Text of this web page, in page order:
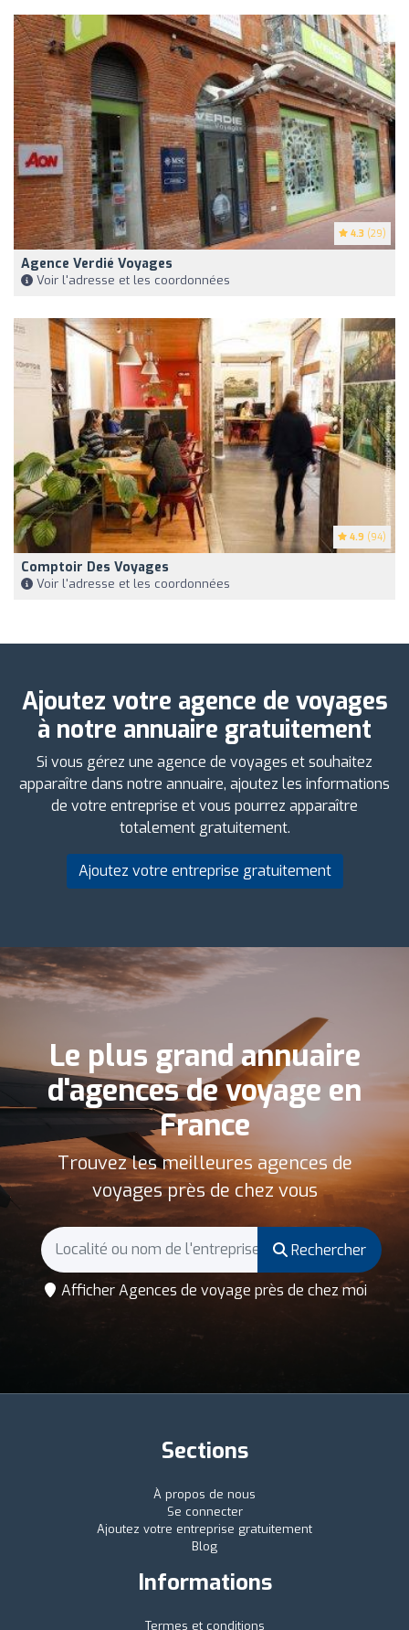
4.3 (29)
Agence Verdié Voyages
Voir l'adresse et les coordonnées
4.9 (94)
Comptoir Des Voyages
Voir l'adresse et les coordonnées
Ajoutez votre agence de voyages
à notre annuaire gratuitement
Si vous gérez une agence de voyages et souhaitez
apparaître dans notre annuaire, ajoutez les informations
de votre entreprise et vous pourrez apparaître
totalement gratuitement.
Ajoutez votre entreprise gratuitement
Le plus grand annuaire
d'agences de voyage en
France
Trouvez les meilleures agences de
voyages près de chez vous
Rechercher
Afficher Agences de voyage près de chez moi
Sections
À propos de nous
Se connecter
Ajoutez votre entreprise gratuitement
Blog
Informations
Termes et conditions